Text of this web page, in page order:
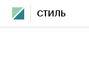
СТИЛЬ